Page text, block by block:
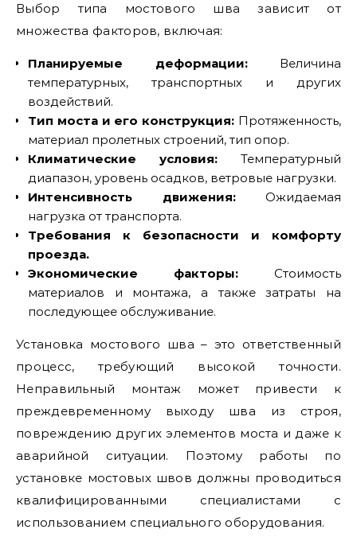
Выбор типа мостового шва зависит от
множества факторов, включая:
Планируемые деформации:Величина
температурных, транспортных и других
воздействий.
Тип моста и его конструкция: Протяженность,
материал пролетных строений, тип опор.
Климатические условия: Температурный
диапазон, уровень осадков, ветровые нагрузки.
Интенсивность движения:Ожидаемая
нагрузка от транспорта.
Требования к безопасности и комфорту
проезда.
Экономические факторы: Стоимость
материалов и монтажа, а также затраты на
последующее обслуживание.
Установка мостового шва – это ответственный
процесс, требующий высокой точности.
Неправильный монтаж может привести к
преждевременному выходу шва из строя,
повреждению других элементов моста и даже к
аварийной ситуации. Поэтому работы по
установке мостовых швов должны проводиться
квалифицированными специалистами с
использованием специального оборудования.